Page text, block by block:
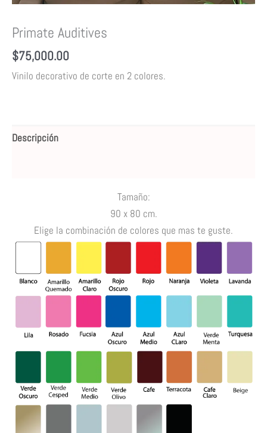
Primate Auditives
$75,000.00
Vinilo decorativo de corte en 2 colores.
Descripción
Tamaño:
90 x 80 cm.
Elige la combinación de colores que mas te guste.